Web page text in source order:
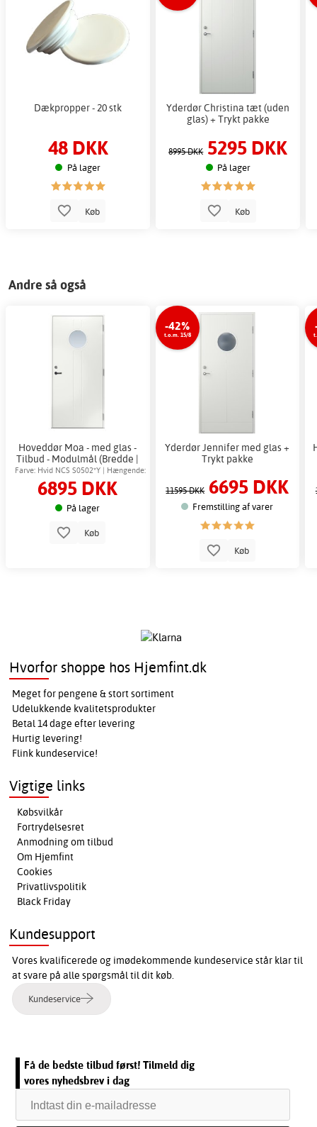
Dækpropper - 20 stk
48 DKK
På lager
Køb
Yderdør Christina tæt (uden
glas) + Trykt pakke
8995 DKK 5295 DKK
På lager
Køb
Andre så også
Hoveddør Moa - med glas -
Tilbud - Modulmål (Bredde |
Højde dm): 8x21
Farve: Hvid NCS S0502*Y | Hængende:
Højrehængt
6895 DKK
På lager
Køb
-42%
t.o.m. 15/8
Yderdør Jennifer med glas +
Trykt pakke
11595 DKK 6695 DKK
Fremstilling af varer
Køb
Hvorfor shoppe hos Hjemfint.dk
Meget for pengene & stort sortiment
Udelukkende kvalitetsprodukter
Betal 14 dage efter levering
Hurtig levering!
Flink kundeservice!
Vigtige links
Købsvilkår
Fortrydelsesret
Anmodning om tilbud
Om Hjemfint
Cookies
Privatlivspolitik
Black Friday
Kundesupport
Vores kvalificerede og imødekommende kundeservice står klar til
at svare på alle spørgsmål til dit køb.
Kundeservice
Få de bedste tilbud først! Tilmeld dig
vores nyhedsbrev i dag